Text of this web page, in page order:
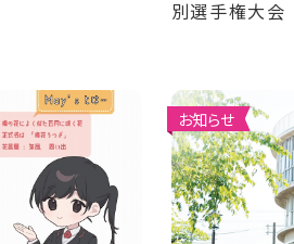
別選手権大
お知らせ